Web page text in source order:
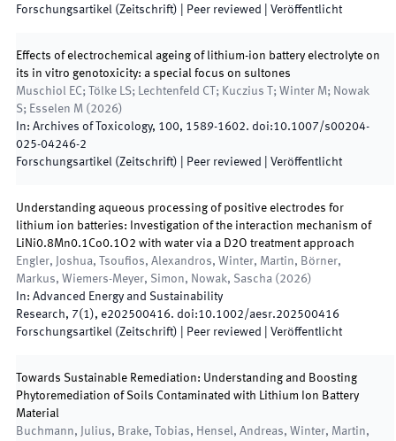
Forschungsartikel (Zeitschrift) | Peer reviewed Veröffentlicht
Effects of electrochemical ageing of lithium-ion battery electrolyte on
its in vitro genotoxicity: a special focus on sultones
Muschiol EC; Tölke LS; Lechtenfeld CT; Kuczius T; Winter M; Nowak
S; Esselen M ( 2026)
In: Archives of Toxicology, 100, 1589-1602. doi:10.1007/s00204-
025-04246-2
Forschungsartikel (Zeitschrift) | Peer reviewed Veröffentlicht
Understanding aqueous processing of positive electrodes for
lithium ion batteries: Investigation of the interaction mechanism of
LiNi0.8Mn0.1Co0.1O2 with water via a D2O treatment approach
Engler, Joshua, Tsoufios, Alexandros, Winter, Martin, Börner,
Markus, Wiemers-Meyer, Simon, Nowak, Sascha ( 2026)
In: Advanced Energy and Sustainability
Research, 7(1), e202500416. doi:10.1002/aesr.202500416
Forschungsartikel (Zeitschrift) | Peer reviewed Veröffentlicht
Towards Sustainable Remediation: Understanding and Boosting
Phytoremediation of Soils Contaminated with Lithium Ion Battery
Material
Buchmann, Julius, Brake, Tobias, Hensel, Andreas, Winter, Martin,